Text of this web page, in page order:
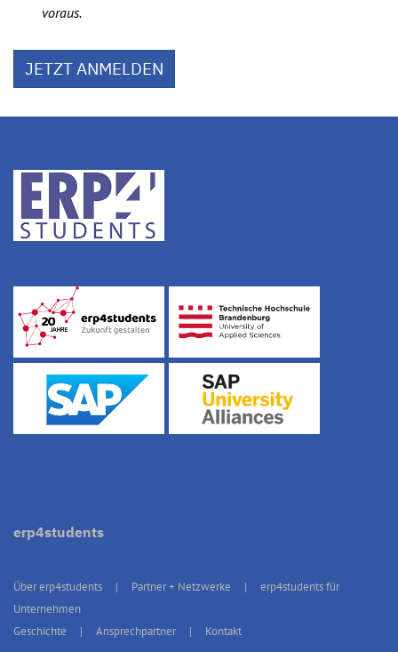
voraus.
JETZT ANMELDEN
erp4students
Über erp4students Partner + Netzwerke
erp4students für
Unternehmen
Geschichte
Ansprechpartner Kontakt